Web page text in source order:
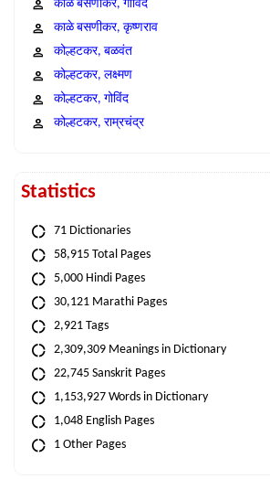
काळे बसणीकर, गोविंद
काळे बसणीकर, कृष्णराव
कोल्हटकर, बळवंत
कोल्हटकर, लक्ष्मण
कोल्हटकर, गोविंद
कोल्हटकर, राम्रचंद्र
Statistics
71 Dictionaries
58,915 Total Pages
5,000 Hindi Pages
30,121 Marathi Pages
2,921 Tags
2,309,309 Meanings in Dictionary
22,745 Sanskrit Pages
1,153,927 Words in Dictionary
1,048 English Pages
1 Other Pages